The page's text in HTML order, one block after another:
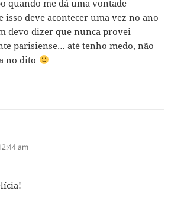
quando me dá uma vontade
deve acontecer uma vez no ano
devo dizer que nunca provei
parisiense… até tenho medo, não
no dito
am